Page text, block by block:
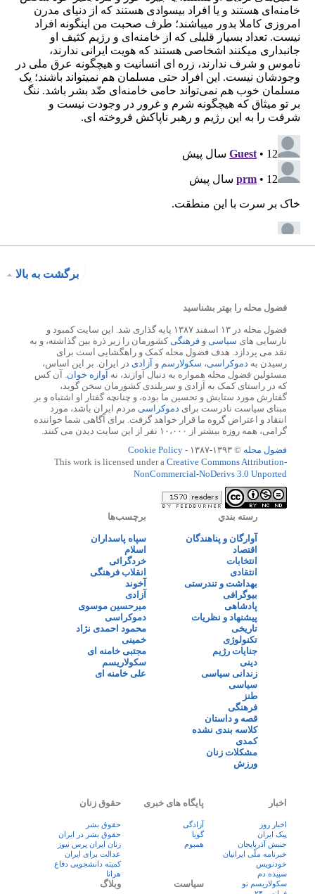
برگشت به بالا
فضول محله را بهتر بشناسید
فضول محله در ۱۳ اسفند ۱۳۸۷ پایه گذاری شد. این سایت کمبود و
نارسایی های سیاسی و فرهنگیکشورمان را زیر ذره بین گذاشته، و به
نقد می پردازد. هدف فضول محله کمک و راهگشایی است برای
رسیدن به دموکراسی، سکولارسم و آزادی در ایران. بر این اساس،
مسئولین فضول محله همواره به دنبال آوازند، نه آوازه خوان. آن کس
که در راستای کمک به آزادی و سربلندی کشورمان سخن گوید،
گفتارش مورد ستایش و تحسین ما بوده، و چنانچه گفتار او اشتباه و بر
مبنای سیاست نادرست برای دموکراسی مردم ایران باشد، مورد
انتقاد و اعتراض گروه ما قرار خواهد گرفت. برای آگاهی شما خواننده
گرامی، همه روزه بیشتر از ۱۰،۰۰۰ نفر از این سایت دیدن می کنند.
فضول محله © ۱۳۹۳-۱۳۸۷ -
Cookie Policy
This work is licensed under a Creative Commons Attribution-
NonCommercial-NoDerivs 3.0 Unported
رسته بندي
آوارگان و پناهندگان
اقتصاد
انتخابات
انتقادی
بهداشت و تندرستی
بیوگرافی
پادشاهی
پیشنهاد و نظریات
تاریخی
تکنولوژی
جنایات رژیم
دینی
زندانی سیاسی
سیاسی
طنز
فرهنگی
قصه و داستان
کلاسه بندی نشده
کمدی
مشکلات زنان
ورزش
برچسب‌ها
سپاه پاسداران
اسلام
خردگرائی
انقلاب فرهنگی
آخوند
آزادی
میرحسین موسوی
دموکراسی
محمود احمدی نژاد
خمینی
مجتبی خامنه ای
سکولاریسم
علی خامنه ای
اخبار
اخبار روز
پيک ايران
جنبش آذربایجان
خبرنامه ملّی ایرانیان
خودنویس
سپیده دم
سکولاریسم نو
پایگاه های خبری
آزادگی
گویا
همبوم
حقوق زنان
حقوق بشر
حقوق بشر در ایران
زنان ايران پرس نيوز
عدالت برای ایران
کمیته دانشجویی دفاع
هرانا
سیاست وبلاگ